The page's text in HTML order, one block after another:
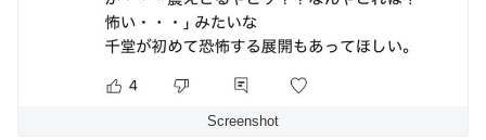
Screenshot